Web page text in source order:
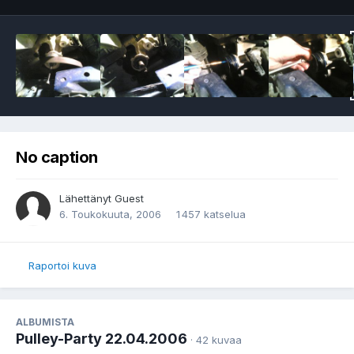
No caption
Lähettänyt Guest
6. Toukokuuta, 2006
1 457 katselua
Raportoi kuva
ALBUMISTA
Pulley-Party 22.04.2006 · 42 kuvaa